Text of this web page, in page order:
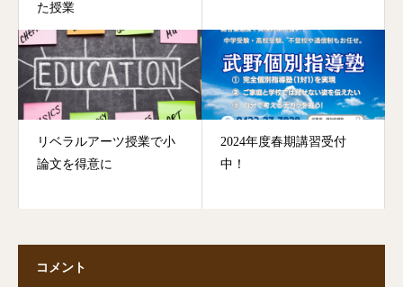
た授業
リベラルアーツ授業で小
論文を得意に
2024年度春期講習受付
中！
コメント